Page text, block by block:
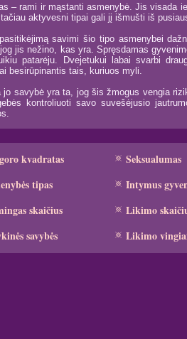
– rami ir mąstanti asmenybė. Jis visada
aktyvesni tipai gali jį išmušti iš
savimi šio tipo asmenybei
jis nežino, kas yra. Spręsdamas
patarėju. Dvejetukui labai svarbi
besirūpinantis tais, kuriuos myli.
jo savybė yra ta, jog šis žmogus vengia
kontroliuoti savo suvešėjusio
kvadratas
tipas
skaičius
savybės
Seksualumas
Intymus
Likimo
Likimo